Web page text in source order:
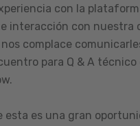
con la
interacción con nuestra
nos complace
para Q & A técnico
esta es una gran